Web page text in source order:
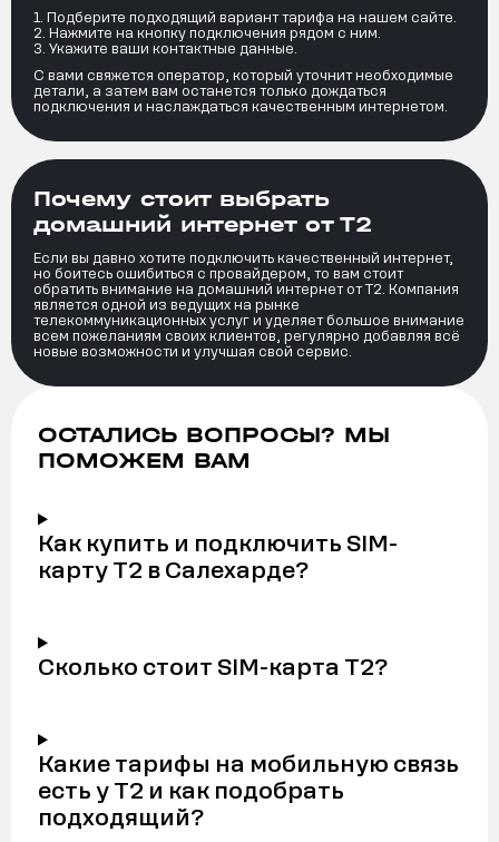
Подберите подходящий вариант тарифа на нашем сайте.
Нажмите на кнопку подключения рядом с ним.
Укажите ваши контактные данные.
С вами свяжется оператор, который уточнит необходимые
детали, а затем вам останется только дождаться
подключения и наслаждаться качественным интернетом.
Почему стоит выбрать
домашний интернет от Т2
Если вы давно хотите подключить качественный интернет,
но боитесь ошибиться с провайдером, то вам стоит
обратить внимание на домашний интернет от Т2. Компания
является одной из ведущих на рынке
телекоммуникационных услуг и уделяет большое внимание
всем пожеланиям своих клиентов, регулярно добавляя всё
новые возможности и улучшая свой сервис.
ОСТАЛИСЬ ВОПРОСЫ? МЫ
ПОМОЖЕМ ВАМ
Как купить и подключить SIM-
карту Т2 в Салехарде?
Сколько стоит SIM-карта Т2?
Какие тарифы на мобильную связь
есть у Т2 и как подобрать
подходящий?